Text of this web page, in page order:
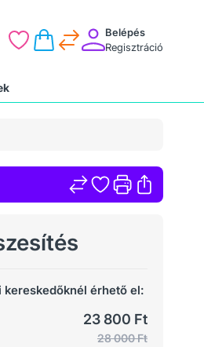
Belépés
Regisztráció
kereskedőknél érhető el:
23 800 Ft
28 000 Ft